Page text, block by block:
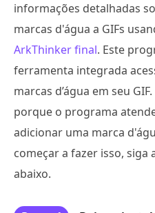
informações detalhadas
marcas d'água a GIFs
ArkThinker final. Este
ferramenta integrada
marcas d’água em seu
porque o programa
adicionar uma marca
começar a fazer isso, siga
abaixo.